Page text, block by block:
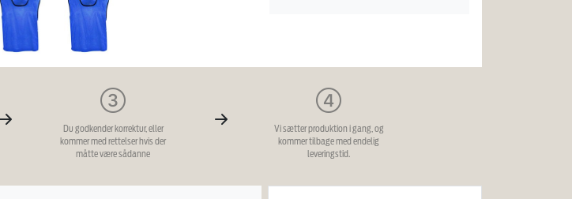
Du godkender korrektur, eller
kommer med rettelser hvis der
måtte være sådanne
Vi sætter produktion i gang, og
kommer tilbage med endelig
leveringstid.